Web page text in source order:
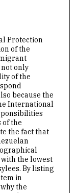
Protection
of the
only
of the
because the
International
of the
the fact that
the lowest
By listing
in
the